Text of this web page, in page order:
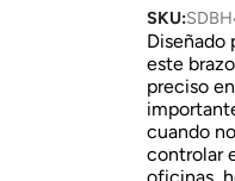
SKU:
Diseñado
este
preciso
cuando
controlar